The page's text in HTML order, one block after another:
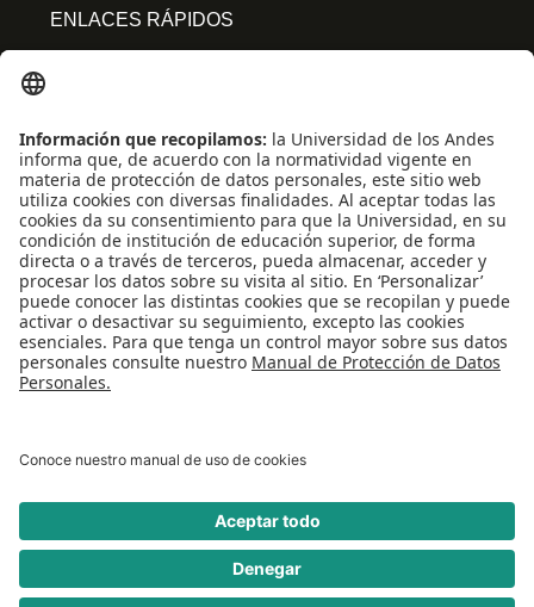
ENLACES RÁPIDOS
Convivencia y transparencia
Emergencias: Extensión 0000
Eventos destacados
Mapa del Sitio
Multimedia
Noticias
Preguntas frecuentes
Reconocimiento como Universidad: Decreto 1297 del 30 de mayo de 1964.
Reconocimiento personería jurídica: Resolución 28 del 23 de febrero de 1949